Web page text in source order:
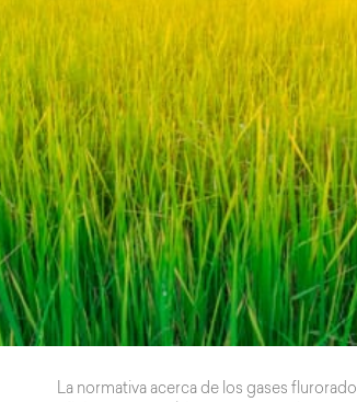
La normativa acerca de los gases